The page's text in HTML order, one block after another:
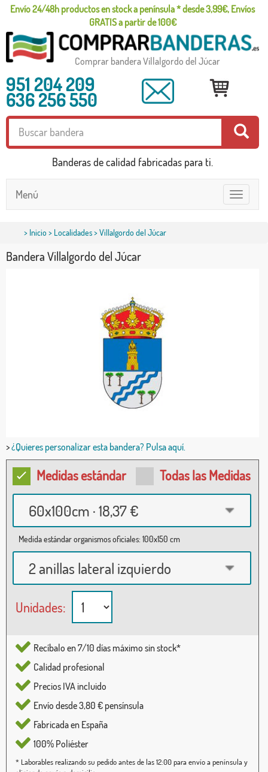
Envío 24/48h productos en stock a península * desde 3,99€, Envíos
GRATIS a partir de 100€
Comprar bandera Villalgordo del Júcar
951 204 209
636 256 550
Banderas de calidad fabricadas para ti.
Toggle
navigation
Menú
> Inicio> Localidades> Villalgordo del Júcar
Bandera Villalgordo del Júcar
>¿Quieres personalizar esta bandera? Pulsa aquí.
Medidas estándar Todas las Medidas
60x100cm · 18,37 €
Medida estándar organismos oficiales: 100x150 cm
2 anillas lateral izquierdo
Unidades:
Recíbalo en 7/10 días máximo sin stock*
Calidad profesional
Precios IVA incluido
Envío desde 3,80 € pensínsula
Fabricada en España
100% Poliéster
* Laborables realizando su pedido antes de las 12:00 para envío a península y